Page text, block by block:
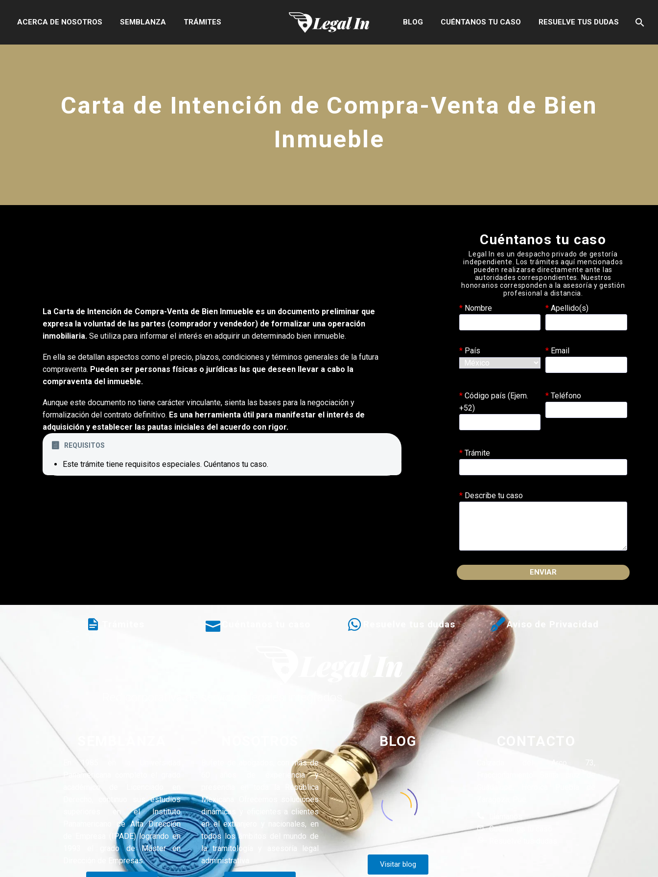
ACERCA DE NOSOTROS SEMBLANZA TRÁMITES BLOG CUÉNTANOS TU CASO RESUELVE TUS DUDAS
Carta de Intención de Compra-Venta de Bien
Inmueble
La Carta de Intención de Compra-Venta de Bien Inmueble es un documento preliminar que
expresa la voluntad de las partes (comprador y vendedor) de formalizar una operación
inmobiliaria. Se utiliza para informar el interés en adquirir un determinado bien inmueble.
En ella se detallan aspectos como el precio, plazos, condiciones y términos generales de la futura
compraventa. Pueden ser personas físicas o jurídicas las que deseen llevar a cabo la
compraventa del inmueble.
Aunque este documento no tiene carácter vinculante, sienta las bases para la negociación y
formalización del contrato definitivo. Es una herramienta útil para manifestar el interés de
adquisición y establecer las pautas iniciales del acuerdo con rigor.
Este trámite tiene requisitos especiales. Cuéntanos tu caso.
REQUISITOS
Cuéntanos tu caso
Legal In es un despacho privado de gestoría
independiente. Los trámites aquí mencionados
pueden realizarse directamente ante las
autoridades correspondientes. Nuestros
honorarios corresponden a la asesoría y gestión
profesional a distancia.
Nombre Apellido(s)
País Email
Código país (Ejem.
+52)
Teléfono
Trámite
Describe tu caso
leave
this
field
empty.
Resuelve tus dudas Aviso de Privacidad
En 1985 en la Universidad
Panamericana completo el grado
académico de Licenciado en
Derecho, continuo sus estudios
superiores en el Instituto
Panamericano de Alta Dirección
de Empresa (IPADE) logrando en
1993 el grado de Máster en
Dirección de Empresas.
Bufete de abogados, con más de
60 años de experiencia y
presencia en toda la República
Mexicana. Ofrecemos soluciones
dinámicas y eficientes a clientes
en el extranjero y nacionales, en
todos los ámbitos del mundo de
la tramitología y asesoría legal
administrativa.
BLOG
Visitar blog
Cuéntanos tu caso